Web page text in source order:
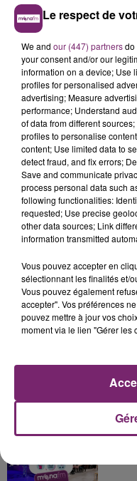
de
Le respect de
We and our (447) partnersdo
your consent and/or our
information on a device; Use
profiles for personalised
advertising; Measure
performance; Understand
of data from different
profiles to personalise
content; Use limited data to
detect fraud, and fix errors;
Save and communicate
process personal data such
following functionalities:
requested; Use precise
other data sources; Link
information transmitted
Vous pouvez accepter en
sélectionnant les finalités et/
Vous pouvez également
accepter". Vos préférences
pouvez mettre à jour vos
moment via le lien "Gérer les